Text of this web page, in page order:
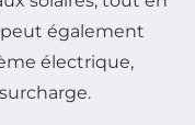
peut également
électrique,